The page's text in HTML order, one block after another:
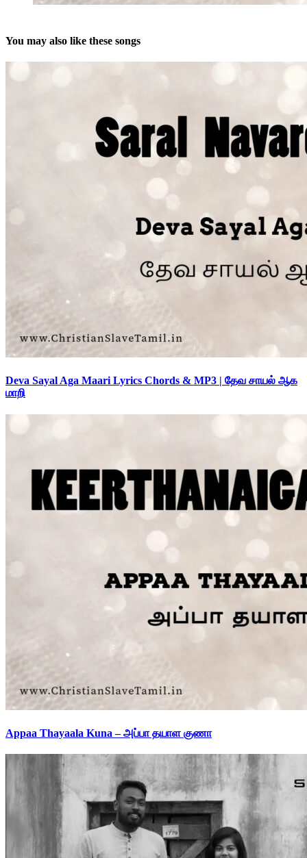
You may also like these songs
Deva Sayal Aga Maari Lyrics Chords & MP3 | தேவ சாயல் ஆக
மாறி
Appaa Thayaala Kuna – அப்பா தயாள குணா